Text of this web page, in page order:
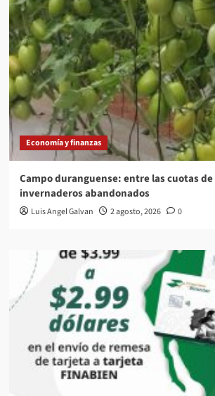
Economía y finanzas
Campo duranguense: entre las cuotas de
invernaderos abandonados
Luis Angel Galvan 2 agosto, 2026 0